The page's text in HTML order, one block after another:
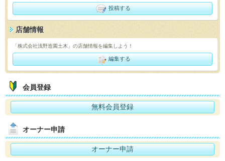
投稿する
店舗情報
「株式会社浅野造園土木」の店舗情報を編集しよう！
編集する
会員登録
無料会員登録
オーナー申請
オーナー申請